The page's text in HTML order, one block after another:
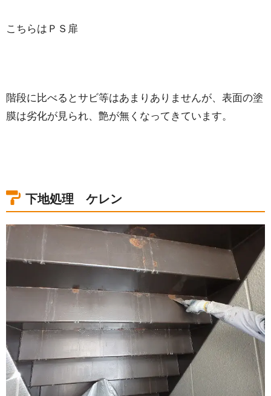
こちらはＰＳ扉
階段に比べるとサビ等はあまりありませんが、表面の塗
膜は劣化が見られ、艶が無くなってきています。
下地処理 ケレン